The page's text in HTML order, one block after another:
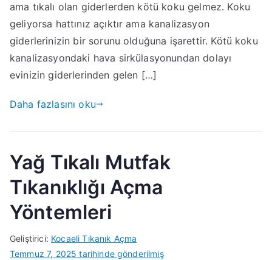
ama tıkalı olan giderlerden kötü koku gelmez. Koku
geliyorsa hattınız açıktır ama kanalizasyon
giderlerinizin bir sorunu olduğuna işarettir. Kötü koku
kanalizasyondaki hava sirkülasyonundan dolayı
evinizin giderlerinden gelen […]
Daha fazlasını oku
Yağ Tıkalı Mutfak
Tıkanıklığı Açma
Yöntemleri
Geliştirici: Kocaeli Tıkanık Açma
Temmuz 7, 2025 tarihinde gönderilmiş